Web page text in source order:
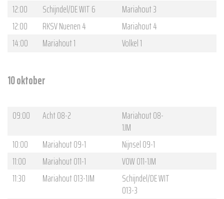
12:00
Schijndel/DE WIT 6
Mariahout 3
12:00
RKSV Nuenen 4
Mariahout 4
14:00
Mariahout 1 Volkel 1
10 oktober
09:00 Acht O8-2
Mariahout O8-
1JM
10:00
Mariahout O9-1
Nijnsel O9-1
11:00
Mariahout O11-1
VOW O11-1JM
11:30
Mariahout O13-1JM
Schijndel/DE WIT
O13-3